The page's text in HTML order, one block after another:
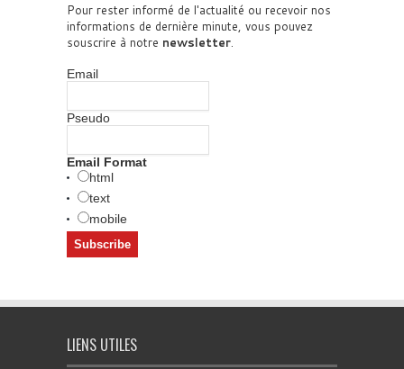
Pour rester informé de l'actualité ou recevoir nos
informations de dernière minute, vous pouvez
souscrire à notre newsletter.
Email
Pseudo
Email Format
html
text
mobile
LIENS UTILES